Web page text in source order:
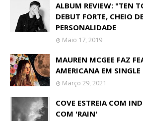
ALBUM REVIEW: "TEN
DEBUT FORTE, CHEIO
PERSONALIDADE
Maio 17, 2019
MAUREN MCGEE FAZ
AMERICANA EM
Março 29, 2021
COVE ESTREIA COM
COM 'RAIN'